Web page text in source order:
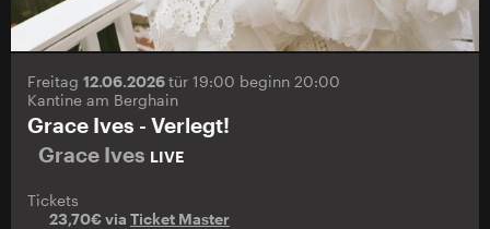
Freitag 12.06.2026tür 19:00 beginn 20:00
Kantine am Berghain
Grace Ives - Verlegt!
Grace Ives LIVE
Tickets
23,70€ via Ticket Master